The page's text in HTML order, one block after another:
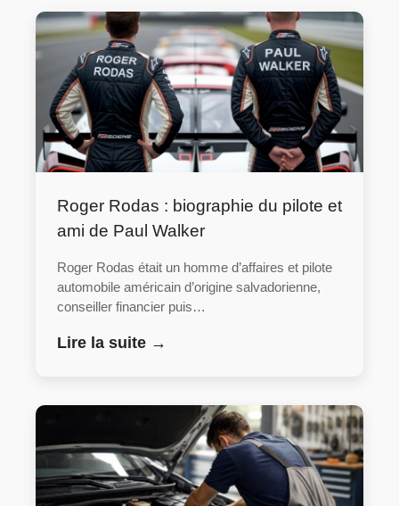
Roger Rodas : biographie du pilote et
ami de Paul Walker
Roger Rodas était un homme d’affaires et pilote
automobile américain d’origine salvadorienne,
conseiller financier puis…
Lire la suite →